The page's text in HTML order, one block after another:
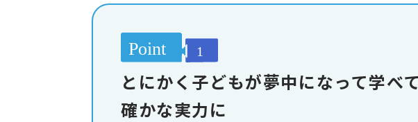
とにかく子どもが夢中になって学べて
確かな実力に